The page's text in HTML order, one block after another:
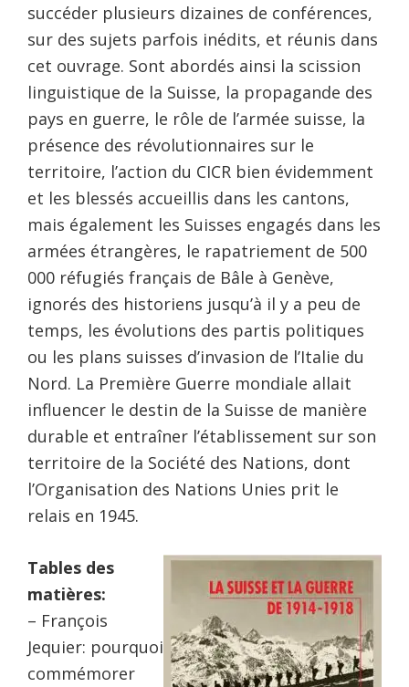
succéder plusieurs dizaines de conférences,
sur des sujets parfois inédits, et réunis dans
cet ouvrage. Sont abordés ainsi la scission
linguistique de la Suisse, la propagande des
pays en guerre, le rôle de l’armée suisse, la
présence des révolutionnaires sur le
territoire, l’action du CICR bien évidemment
et les blessés accueillis dans les cantons,
mais également les Suisses engagés dans les
armées étrangères, le rapatriement de 500
000 réfugiés français de Bâle à Genève,
ignorés des historiens jusqu’à il y a peu de
temps, les évolutions des partis politiques
ou les plans suisses d’invasion de l’Italie du
Nord. La Première Guerre mondiale allait
influencer le destin de la Suisse de manière
durable et entraîner l’établissement sur son
territoire de la Société des Nations, dont
l’Organisation des Nations Unies prit le
relais en 1945.
Tables des
matières:
– François
Jequier: pourquoi
commémorer